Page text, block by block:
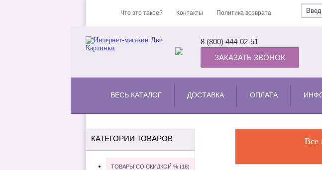
Что это такое? Контакты Политика возврата
8 (800) 444-02-51
ЗАКАЗАТЬ ЗВОНОК
ВЕСЬ КАТАЛОГ ДОСТАВКА ОПЛАТА
КАТЕГОРИИ ТОВАРОВ
ТОВАРЫ СО СКИДКОЙ % (18)
Все